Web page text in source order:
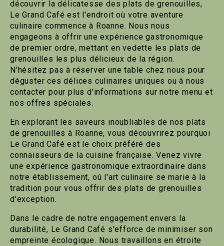
découvrir la délicatesse des plats de grenouilles,
Le Grand Café est l'endroit où votre aventure
culinaire commence à Roanne. Nous nous
engageons à offrir une expérience gastronomique
de premier ordre, mettant en vedette les plats de
grenouilles les plus délicieux de la région.
N'hésitez pas à réserver une table chez nous pour
déguster ces délices culinaires uniques ou à nous
contacter pour plus d'informations sur notre menu et
nos offres spéciales.
En explorant les saveurs inoubliables de nos plats
de grenouilles à Roanne, vous découvrirez pourquoi
Le Grand Café est le choix préféré des
connaisseurs de la cuisine française. Venez vivre
une expérience gastronomique extraordinaire dans
notre établissement, où l'art culinaire se marie à la
tradition pour vous offrir des plats de grenouilles
d'exception.
Dans le cadre de notre engagement envers la
durabilité, Le Grand Café s'efforce de minimiser son
empreinte écologique. Nous travaillons en étroite